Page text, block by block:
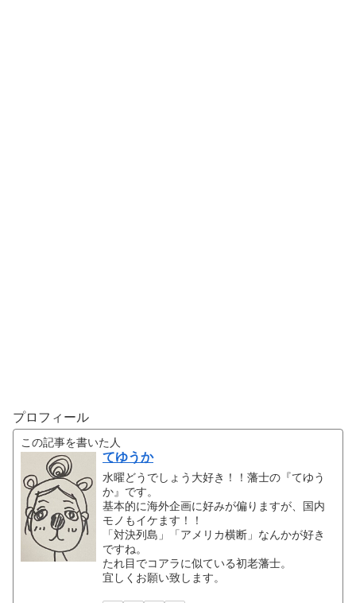
プロフィール
この記事を書いた人
てゆうか
水曜どうでしょう大好き！！藩士の『てゆう
か』です。
基本的に海外企画に好みが偏りますが、国内
モノもイケます！！
「対決列島」「アメリカ横断」なんかが好き
ですね。
たれ目でコアラに似ている初老藩士。
宜しくお願い致します。